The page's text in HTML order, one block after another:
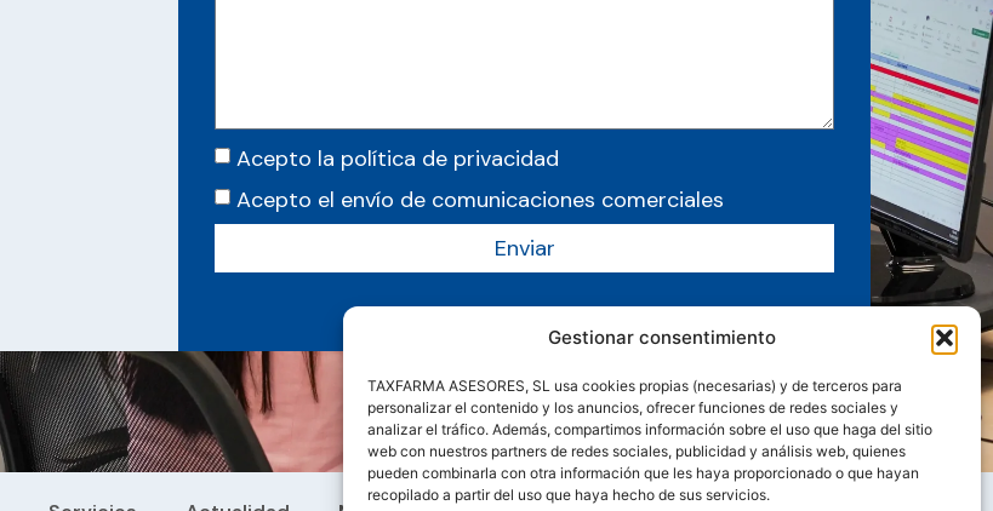
Gestionar consentimiento
TAXFARMA ASESORES, SL usa cookies propias (necesarias) y de terceros para
personalizar el contenido y los anuncios, ofrecer funciones de redes sociales y
analizar el tráfico. Además, compartimos información sobre el uso que haga del sitio
web con nuestros partners de redes sociales, publicidad y análisis web, quienes
pueden combinarla con otra información que les haya proporcionado o que hayan
recopilado a partir del uso que haya hecho de sus servicios.
Acepto la política de privacidad
Acepto el envío de comunicaciones comerciales
Enviar